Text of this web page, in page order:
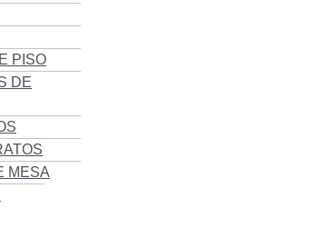
PISO
DE
MESA